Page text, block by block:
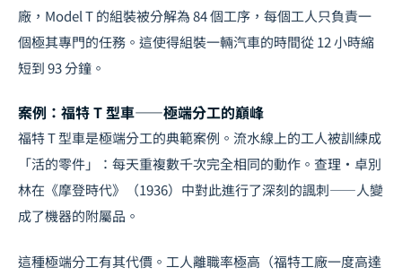
廠，Model T 的組裝被分解為 84 個工序，每個工人只負責一
個極其專門的任務。這使得組裝一輛汽車的時間從 12 小時縮
短到 93 分鐘。
案例：福特 T 型車——極端分工的巔峰
福特 T 型車是極端分工的典範案例。流水線上的工人被訓練成
「活的零件」：每天重複數千次完全相同的動作。查理·卓別
林在《摩登時代》（1936）中對此進行了深刻的諷刺——人變
成了機器的附屬品。
這種極端分工有其代價。工人離職率極高（福特工廠一度高達